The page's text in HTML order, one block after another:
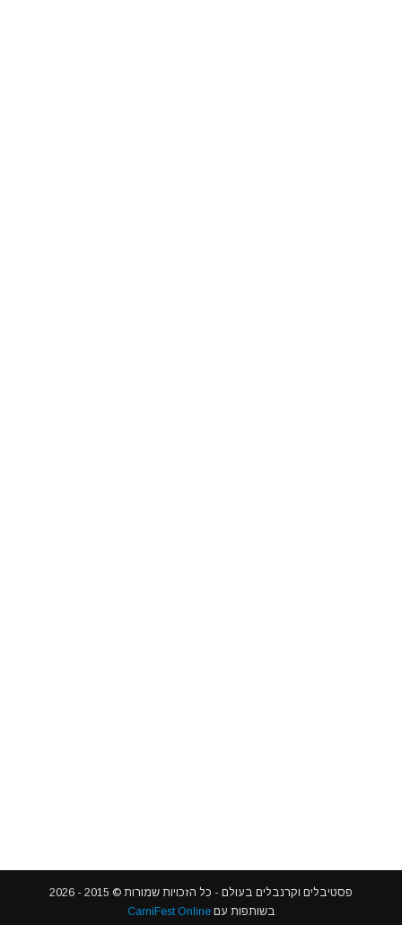
פסטיבלים וקרנבלים בעולם - כל הזכויות שמורות © 2015 - 2026
בשותפות עםCarniFest Online